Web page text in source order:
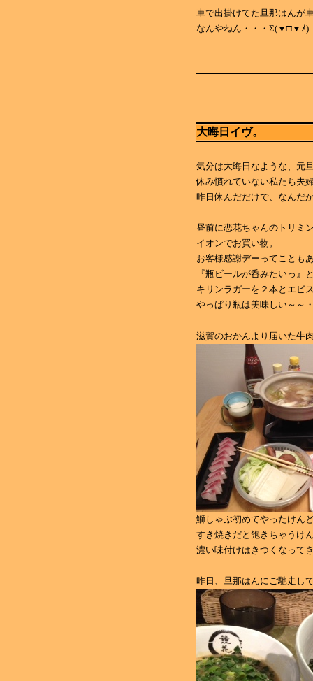
車で出掛けてた旦那はんが
なんやねん・・・Σ(▼□▼ﾒ)
大晦日イヴ。
気分は大晦日なような、元
休み慣れていない私たち夫
昨日休んだだけで、なんだ
昼前に恋花ちゃんのトリミ
イオンでお買い物。
お客様感謝デーってことも
『瓶ビールが呑みたいっ』
キリンラガーを２本とエビ
やっぱり瓶は美味しい～～
滋賀のおかんより届いた牛
鰤しゃぶ初めてやったけん
すき焼きだと飽きちゃうけ
濃い味付けはきつくなって
昨日、旦那はんにご馳走し